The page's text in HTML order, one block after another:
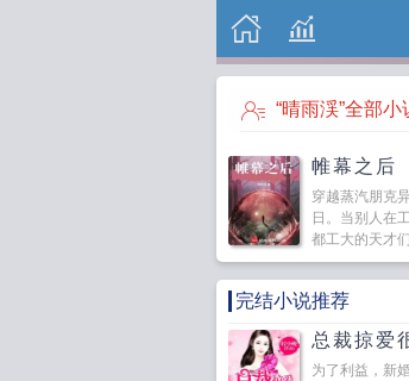
“晴雨渓”全部小
帷幕之后
穿越蒸汽朋克
日。当别人在
都工大的天才
完结小说推荐
总裁掠爱
为了利益，新